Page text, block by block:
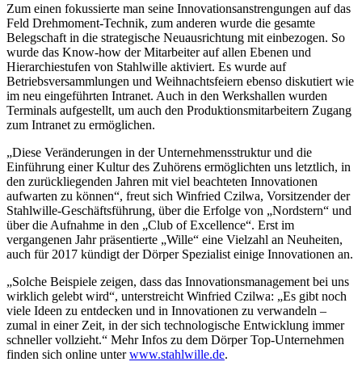
Zum einen fokussierte man seine Innovationsanstrengungen auf das
Feld Drehmoment-Technik, zum anderen wurde die gesamte
Belegschaft in die strategische Neuausrichtung mit einbezogen. So
wurde das Know-how der Mitarbeiter auf allen Ebenen und
Hierarchiestufen von Stahlwille aktiviert. Es wurde auf
Betriebsversammlungen und Weihnachtsfeiern ebenso diskutiert wie
im neu eingeführten Intranet. Auch in den Werkshallen wurden
Terminals aufgestellt, um auch den Produktionsmitarbeitern Zugang
zum Intranet zu ermöglichen.
„Diese Veränderungen in der Unternehmensstruktur und die
Einführung einer Kultur des Zuhörens ermöglichten uns letztlich, in
den zurückliegenden Jahren mit viel beachteten Innovationen
aufwarten zu können“, freut sich Winfried Czilwa, Vorsitzender der
Stahlwille-Geschäftsführung, über die Erfolge von „Nordstern“ und
über die Aufnahme in den „Club of Excellence“. Erst im
vergangenen Jahr präsentierte „Wille“ eine Vielzahl an Neuheiten,
auch für 2017 kündigt der Dörper Spezialist einige Innovationen an.
„Solche Beispiele zeigen, dass das Innovationsmanagement bei uns
wirklich gelebt wird“, unterstreicht Winfried Czilwa: „Es gibt noch
viele Ideen zu entdecken und in Innovationen zu verwandeln –
zumal in einer Zeit, in der sich technologische Entwicklung immer
schneller vollzieht.“ Mehr Infos zu dem Dörper Top-Unternehmen
finden sich online unterwww.stahlwille.de.